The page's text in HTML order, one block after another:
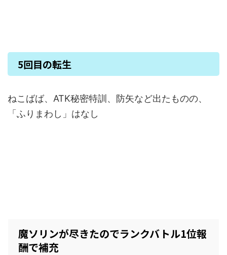
5回目の転生
ねこばば、ATK秘密特訓、防矢など出たものの、
「ふりまわし」はなし
魔ソリンが尽きたのでランクバトル1位報
酬で補充